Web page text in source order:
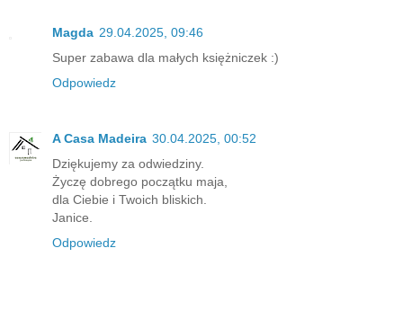
Magda 29.04.2025, 09:46
Super zabawa dla małych księżniczek :)
Odpowiedz
A Casa Madeira 30.04.2025, 00:52
Dziękujemy za odwiedziny.
Życzę dobrego początku maja,
dla Ciebie i Twoich bliskich.
Janice.
Odpowiedz